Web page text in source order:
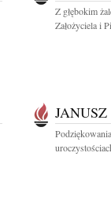
Z głębokim
Założyciela i